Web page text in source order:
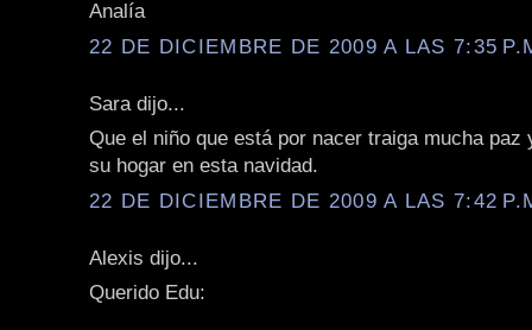
Analía
22 DE DICIEMBRE DE 2009 A LAS 7:35
Sara dijo...
Que el niño que está por nacer traiga mucha paz
su hogar en esta navidad.
22 DE DICIEMBRE DE 2009 A LAS 7:42
Alexis dijo...
Querido Edu: